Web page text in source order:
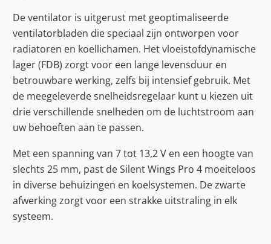
De ventilator is uitgerust met geoptimaliseerde
ventilatorbladen die speciaal zijn ontworpen voor
radiatoren en koellichamen. Het vloeistofdynamische
lager (FDB) zorgt voor een lange levensduur en
betrouwbare werking, zelfs bij intensief gebruik. Met
de meegeleverde snelheidsregelaar kunt u kiezen uit
drie verschillende snelheden om de luchtstroom aan
uw behoeften aan te passen.
Met een spanning van 7 tot 13,2 V en een hoogte van
slechts 25 mm, past de Silent Wings Pro 4 moeiteloos
in diverse behuizingen en koelsystemen. De zwarte
afwerking zorgt voor een strakke uitstraling in elk
systeem.